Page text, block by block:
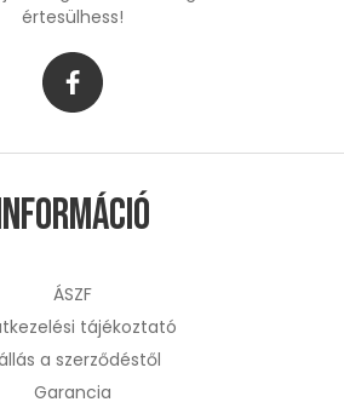
értesülhess!
ÁSZF
tájékoztató
a szerződéstől
Garancia